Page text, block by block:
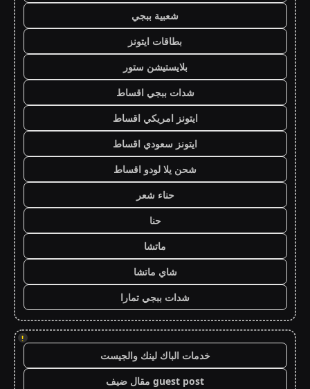
شعبية ببجي
بطاقات ايتونز
بلايستيشن ستور
شدات ببجي اقساط
ايتونز امريكي اقساط
ايتونز سعودي اقساط
شحن يلا لودو اقساط
حناء شعر
حنا
ماتشا
شاي ماتشا
شدات ببجي تمارا
!
خدمات الباك لينك والجيست
guest post مقال ضيف